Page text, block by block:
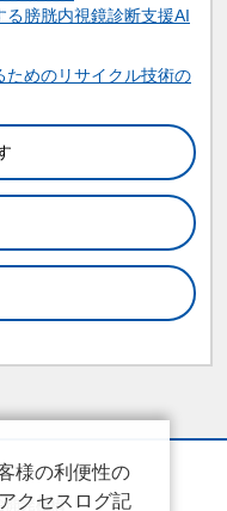
膀胱内視鏡診断支援AI
めのリサイクル技術の
様の利便性の
クセスログ記